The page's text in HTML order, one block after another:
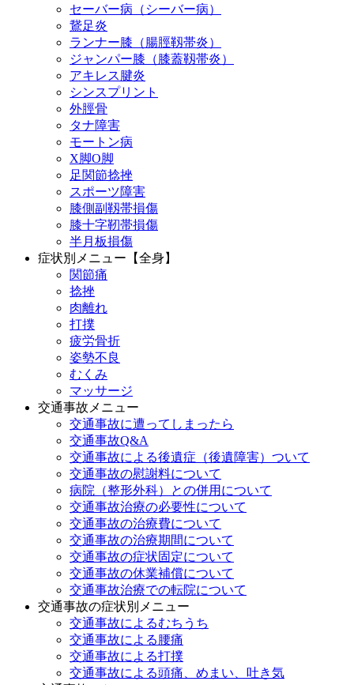
セーバー病（シーバー病）
鵞足炎
ランナー膝（腸脛靱帯炎）
ジャンパー膝（膝蓋靱帯炎）
アキレス腱炎
シンスプリント
外脛骨
タナ障害
モートン病
X脚O脚
足関節捻挫
スポーツ障害
膝側副靱帯損傷
膝十字靭帯損傷
半月板損傷
症状別メニュー【全身】
関節痛
捻挫
肉離れ
打撲
疲労骨折
姿勢不良
むくみ
マッサージ
交通事故メニュー
交通事故に遭ってしまったら
交通事故Q&A
交通事故による後遺症（後遺障害）ついて
交通事故の慰謝料について
病院（整形外科）との併用について
交通事故治療の必要性について
交通事故の治療費について
交通事故の治療期間について
交通事故の症状固定について
交通事故の休業補償について
交通事故治療での転院について
交通事故の症状別メニュー
交通事故によるむちうち
交通事故による腰痛
交通事故による打撲
交通事故による頭痛、めまい、吐き気